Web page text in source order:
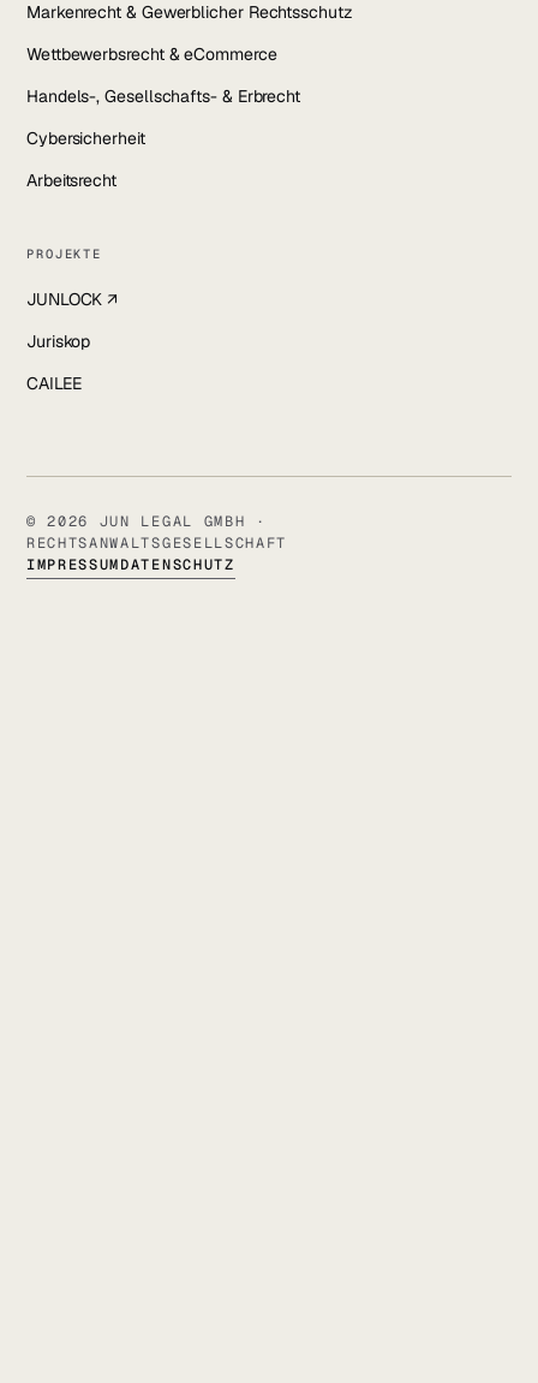
Markenrecht & Gewerblicher Rechtsschutz
Wettbewerbsrecht & eCommerce
Handels-, Gesellschafts- & Erbrecht
Cybersicherheit
Arbeitsrecht
PROJEKTE
JUNLOCK ↗
Juriskop
CAILEE
© 2026 JUN LEGAL GMBH ·
RECHTSANWALTSGESELLSCHAFT
IMPRESSUMDATENSCHUTZ